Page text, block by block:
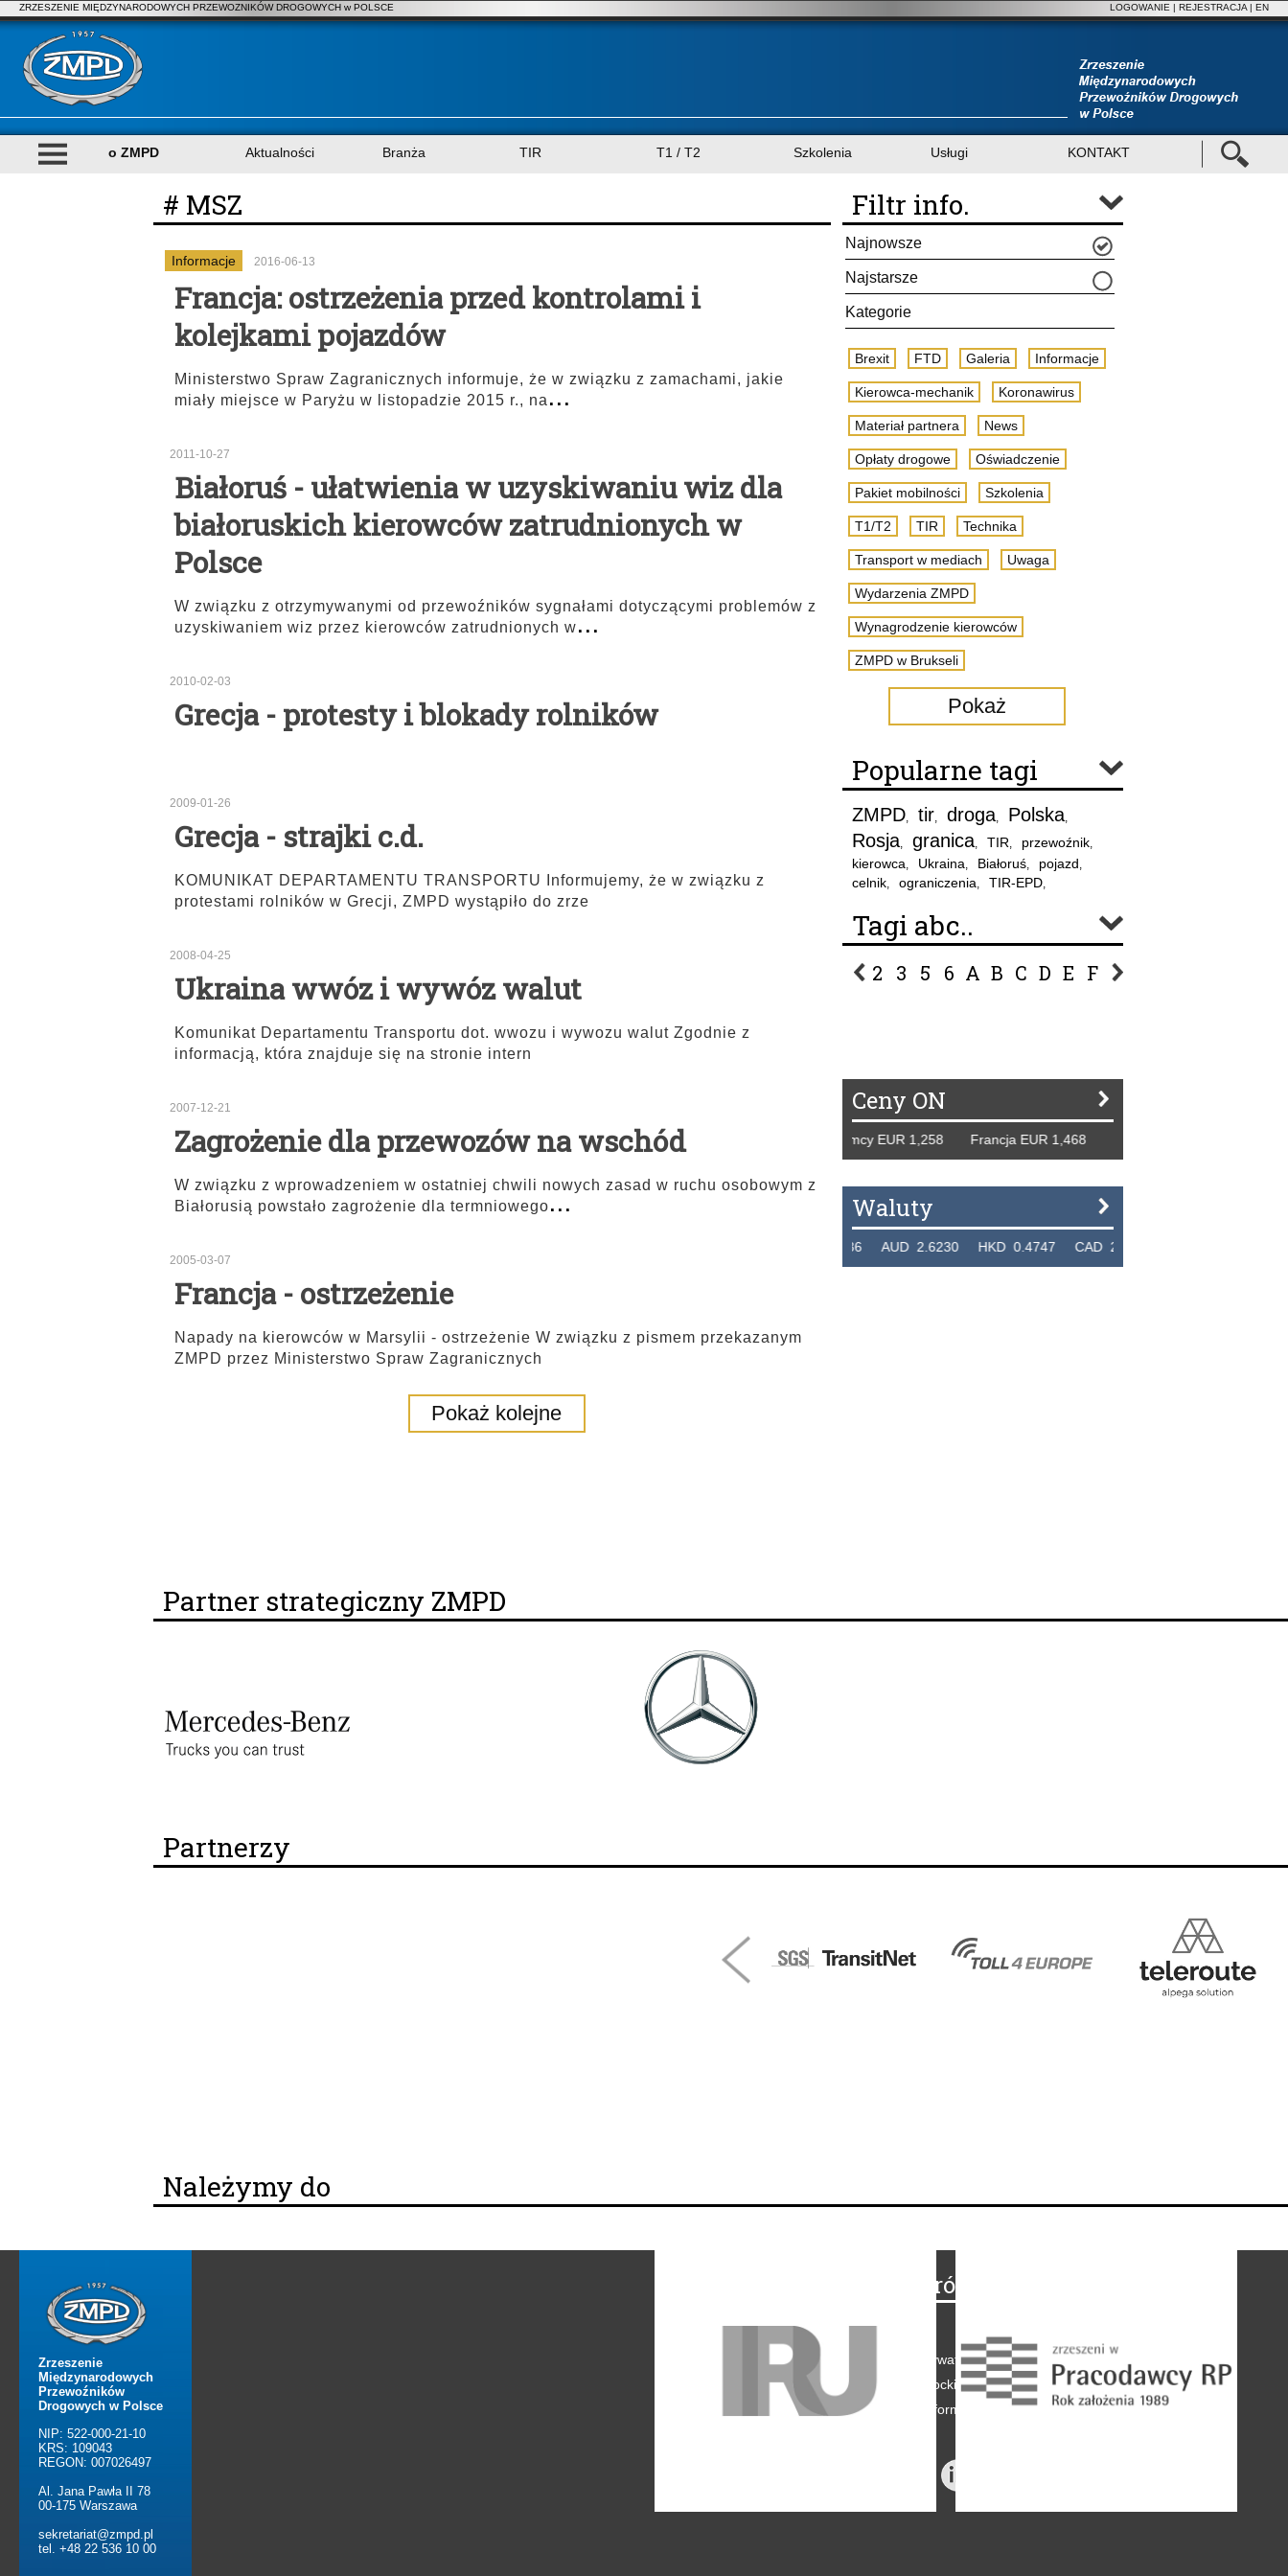
ZRZESZENIE MIĘDZYNARODOWYCH PRZEWOZNIKÓW DROGOWYCH w POLSCE LOGOWANIE | REJESTRACJA | EN
o ZMPD Aktualności Branża TIR T1 / T2 Szkolenia Usługi KONTAKT
# MSZ
Informacje 2016-06-13
Francja: ostrzeżenia przed kontrolami i
kolejkami pojazdów
Ministerstwo Spraw Zagranicznych informuje, że w związku z zamachami, jakie
miały miejsce w Paryżu w listopadzie 2015 r., na ...
2011-10-27
Białoruś - ułatwienia w uzyskiwaniu wiz dla
białoruskich kierowców zatrudnionych w
Polsce
W związku z otrzymywanymi od przewoźników sygnałami dotyczącymi problemów z
uzyskiwaniem wiz przez kierowców zatrudnionych w...
2010-02-03
Grecja - protesty i blokady rolników
2009-01-26
Grecja - strajki c.d.
KOMUNIKAT DEPARTAMENTU TRANSPORTU Informujemy, że w związku z
protestami rolników w Grecji, ZMPD wystąpiło do zrze
2008-04-25
Ukraina wwóz i wywóz walut
Komunikat Departamentu Transportu dot. wwozu i wywozu walut Zgodnie z
informacją, która znajduje się na stronie intern
2007-12-21
Zagrożenie dla przewozów na wschód
W związku z wprowadzeniem w ostatniej chwili nowych zasad w ruchu osobowym z
Białorusią powstało zagrożenie dla termniowego...
2005-03-07
Francja - ostrzeżenie
Napady na kierowców w Marsylii - ostrzeżenie W związku z pismem przekazanym
ZMPD przez Ministerstwo Spraw Zagranicznych
Pokaż kolejne
Filtr info.
Najnowsze
Najstarsze
Kategorie
Brexit FTD Galeria Informacje
Kierowca-mechanik Koronawirus
Materiał partnera News
Opłaty drogowe Oświadczenie
Pakiet mobilności Szkolenia
T1/T2 TIR Technika
Transport w mediach Uwaga
Wydarzenia ZMPD
Wynagrodzenie kierowców
ZMPD w Brukseli
Pokaż
Popularne tagi
ZMPD, tir, droga, Polska,
Rosja, granica, TIR, przewoźnik,
kierowca, Ukraina, Białoruś, pojazd,
celnik, ograniczenia, TIR-EPD,
Tagi abc..
2 3 5 6 A B C D E F G
Ceny ON
Tydzień 42/2019 r. Niemcy EUR 1,258 Francja EUR 1,468 Hiszpania EUR 1,229 WB
Waluty
THB 0.1126 USD 3.7236 AUD 2.6230 HKD 0.4747 CAD 2.6581 NZD 2.1889
Partner strategiczny ZMPD
Partnerzy
Należymy do
Zrzeszenie
Międzynarodowych
Przewoźników
Drogowych w Polsce
NIP: 522-000-21-10
KRS: 109043
REGON: 007026497
Al. Jana Pawła II 78
00-175 Warszawa
sekretariat@zmpd.pl
tel. +48 22 536 10 00
Na skróty
Polityka prywatności
Polityka coockies
-Klauzule informacyjne